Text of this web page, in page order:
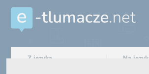
Z języka
Na język